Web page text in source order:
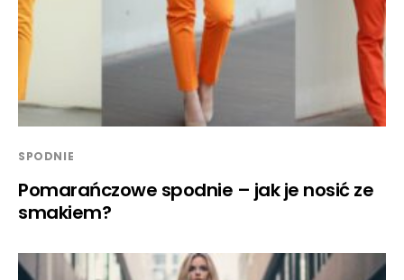
SPODNIE
Pomarańczowe spodnie – jak je nosić ze
smakiem?